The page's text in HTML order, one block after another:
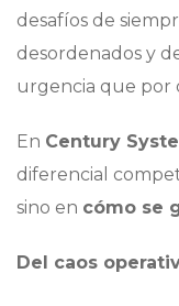
desafíos de
desordenados y
urgencia que por
En Century
diferencial
sino en cómo se
Del caos